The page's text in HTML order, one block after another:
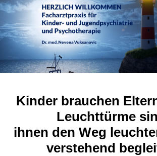
Kinder brauchen
Leuchttürme
ihnen den Weg
verstehend